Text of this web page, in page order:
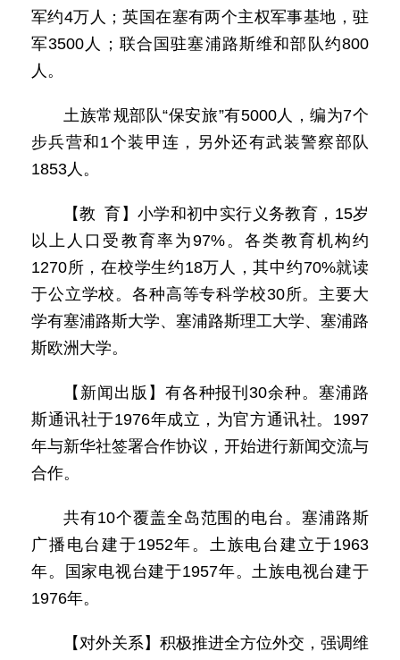
军约4万人；英国在塞有两个主权军事基地，驻
军3500人；联合国驻塞浦路斯维和部队约800
人。
土族常规部队“保安旅”有5000人，编为7个
步兵营和1个装甲连，另外还有武装警察部队
1853人。
【教 育】小学和初中实行义务教育，15岁
以上人口受教育率为97%。各类教育机构约
1270所，在校学生约18万人，其中约70%就读
于公立学校。各种高等专科学校30所。主要大
学有塞浦路斯大学、塞浦路斯理工大学、塞浦路
斯欧洲大学。
【新闻出版】有各种报刊30余种。塞浦路
斯通讯社于1976年成立，为官方通讯社。1997
年与新华社签署合作协议，开始进行新闻交流与
合作。
共有10个覆盖全岛范围的电台。塞浦路斯
广播电台建于1952年。土族电台建立于1963
年。国家电视台建于1957年。土族电视台建于
1976年。
【对外关系】积极推进全方位外交，强调维